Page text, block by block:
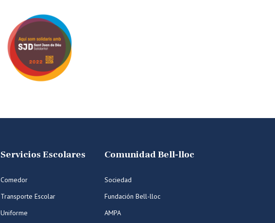
Servicios Escolares
Comedor
Transporte Escolar
Uniforme
Comunidad Bell-lloc
Sociedad
Fundación Bell-lloc
AMPA